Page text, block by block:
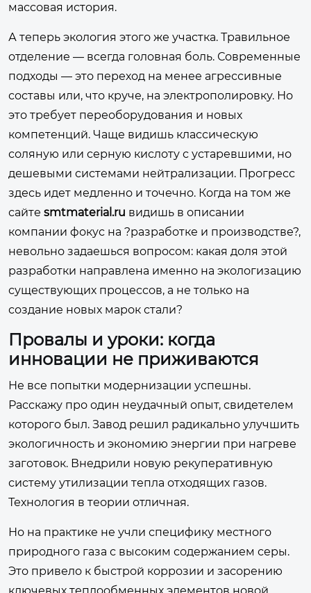
массовая история.
А теперь экология этого же участка. Травильное
отделение — всегда головная боль. Современные
подходы — это переход на менее агрессивные
составы или, что круче, на электрополировку. Но
это требует переоборудования и новых
компетенций. Чаще видишь классическую
соляную или серную кислоту с устаревшими, но
дешевыми системами нейтрализации. Прогресс
здесь идет медленно и точечно. Когда на том же
сайте smtmaterial.ru видишь в описании
компании фокус на ?разработке и производстве?,
невольно задаешься вопросом: какая доля этой
разработки направлена именно на экологизацию
существующих процессов, а не только на
создание новых марок стали?
Провалы и уроки: когда
инновации не приживаются
Не все попытки модернизации успешны.
Расскажу про один неудачный опыт, свидетелем
которого был. Завод решил радикально улучшить
экологичность и экономию энергии при нагреве
заготовок. Внедрили новую рекуперативную
систему утилизации тепла отходящих газов.
Технология в теории отличная.
Но на практике не учли специфику местного
природного газа с высоким содержанием серы.
Это привело к быстрой коррозии и засорению